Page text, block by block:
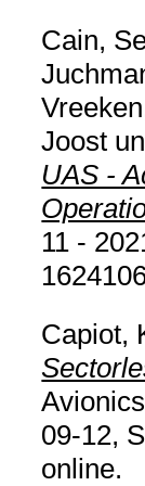
Cain,
Joost
UAS -
11 -
Capiot,
09-12,
online.